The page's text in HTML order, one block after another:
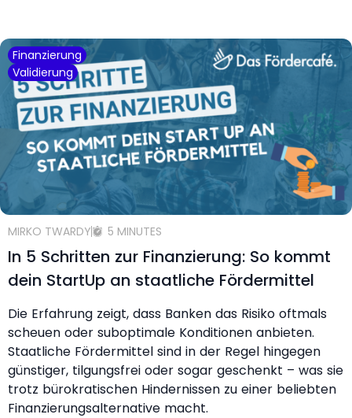
Finanzierung
Validierung
MIRKO TWARDY 5 MINUTES
In 5 Schritten zur Finanzierung: So kommt
dein StartUp an staatliche Fördermittel
Die Erfahrung zeigt, dass Banken das Risiko oftmals
scheuen oder suboptimale Konditionen anbieten.
Staatliche Fördermittel sind in der Regel hingegen
günstiger, tilgungsfrei oder sogar geschenkt – was sie
trotz bürokratischen Hindernissen zu einer beliebten
Finanzierungsalternative macht.